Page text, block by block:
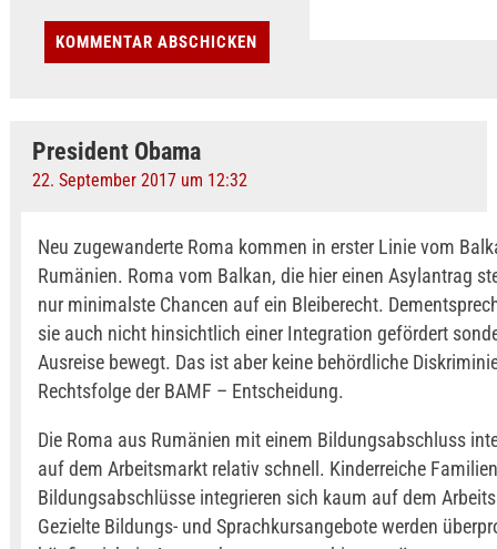
President Obama
22. September 2017 um 12:32
Neu zugewanderte Roma kommen in erster Linie vom
Rumänien. Roma vom Balkan, die hier einen Asylantrag
nur minimalste Chancen auf ein Bleiberecht.
sie auch nicht hinsichtlich einer Integration gefördert
Ausreise bewegt. Das ist aber keine behördliche
Rechtsfolge der BAMF – Entscheidung.
Die Roma aus Rumänien mit einem Bildungsabschluss
auf dem Arbeitsmarkt relativ schnell. Kinderreiche
Bildungsabschlüsse integrieren sich kaum auf dem
Gezielte Bildungs- und Sprachkursangebote werden